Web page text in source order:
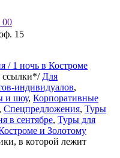
00
15
/ 1 ночь в Костроме
ссылки*/ Для
индивидуалов,
и шоу, Корпоративные
, Спецпредложения, Туры
в сентябре, Туры для
и Золотому
в которой лежит